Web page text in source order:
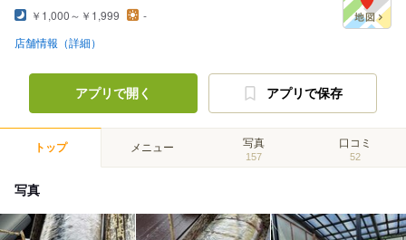
￥1,000～￥1,999 -
店舗情報（詳細）
アプリで開く アプリで保存
トップ メニュー 写真
157
口コミ
52
写真